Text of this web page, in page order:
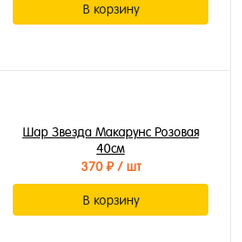
В корзину
Шар Звезда Макарунс Розовая
40см
370 ₽/ шт
В корзину